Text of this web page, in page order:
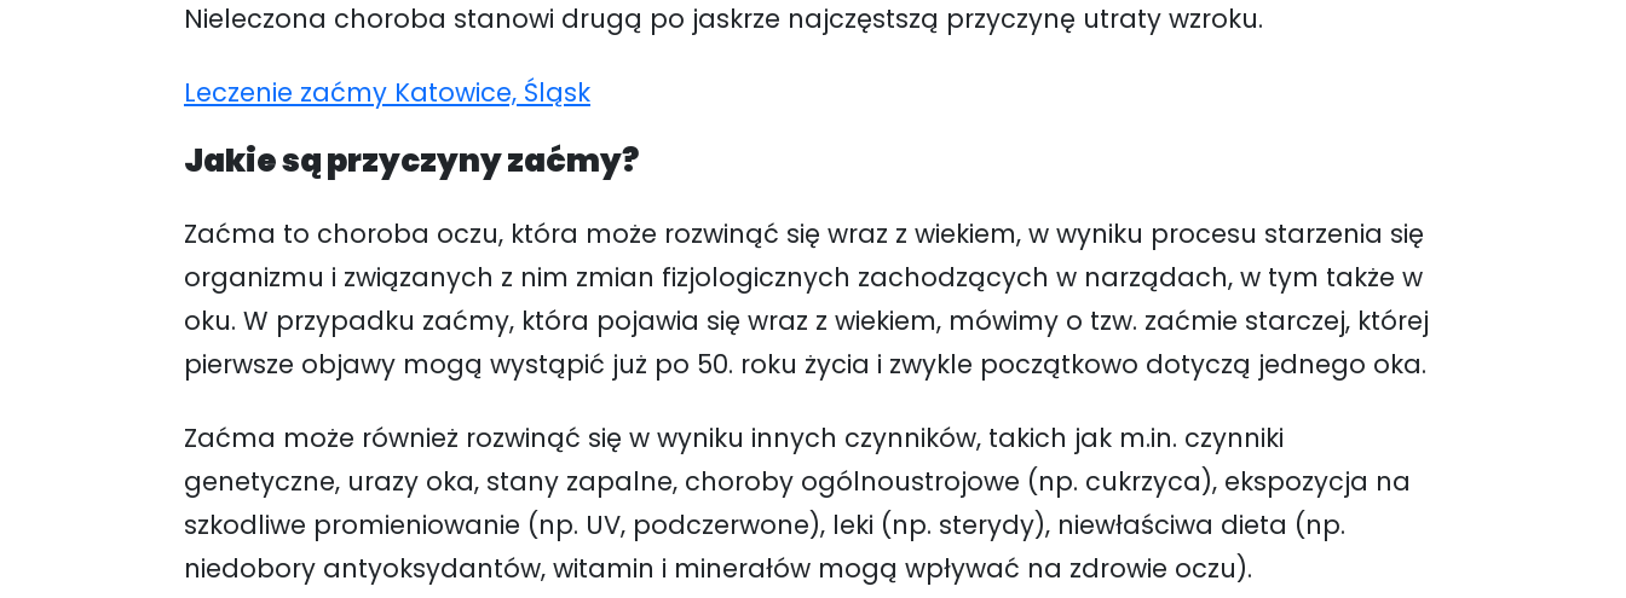
Nieleczona choroba stanowi drugą po jaskrze najczęstszą przyczynę utraty wzroku.
Leczenie zaćmy Katowice, Śląsk
Jakie są przyczyny zaćmy?
Zaćma to choroba oczu, która może rozwinąć się wraz z wiekiem, w wyniku procesu starzenia się
organizmu i związanych z nim zmian fizjologicznych zachodzących w narządach, w tym także w
oku. W przypadku zaćmy, która pojawia się wraz z wiekiem, mówimy o tzw. zaćmie starczej, której
pierwsze objawy mogą wystąpić już po 50. roku życia i zwykle początkowo dotyczą jednego oka.
Zaćma może również rozwinąć się w wyniku innych czynników, takich jak m.in. czynniki
genetyczne, urazy oka, stany zapalne, choroby ogólnoustrojowe (np. cukrzyca), ekspozycja na
szkodliwe promieniowanie (np. UV, podczerwone), leki (np. sterydy), niewłaściwa dieta (np.
niedobory antyoksydantów, witamin i minerałów mogą wpływać na zdrowie oczu).